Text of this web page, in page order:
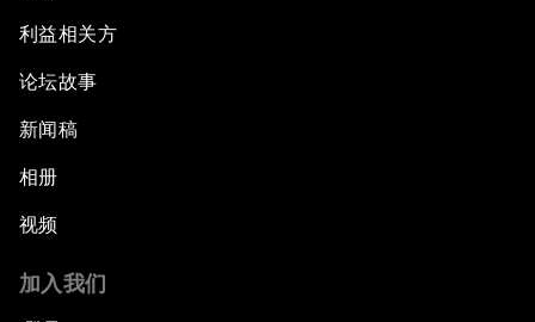
利益相关方
论坛故事
新闻稿
相册
视频
加入我们